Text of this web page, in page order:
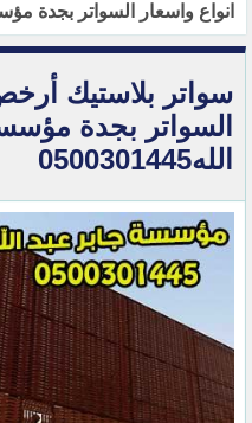
انواع واسعار السواتر بجدة مؤسسة
سواتر بلاستيك
السواتر بجدة
الله0500301445